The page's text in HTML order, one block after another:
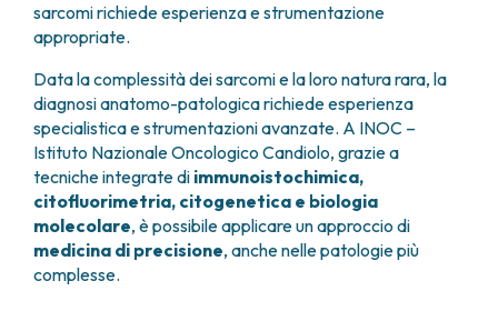
sarcomi richiede esperienza e strumentazione
appropriate.
Data la complessità dei sarcomi e la loro natura rara, la
diagnosi anatomo-patologica richiede esperienza
specialistica e strumentazioni avanzate. A INOC –
Istituto Nazionale Oncologico Candiolo, grazie a
tecniche integrate di immunoistochimica,
citofluorimetria, citogenetica e biologia
molecolare, è possibile applicare un approccio di
medicina di precisione, anche nelle patologie più
complesse.